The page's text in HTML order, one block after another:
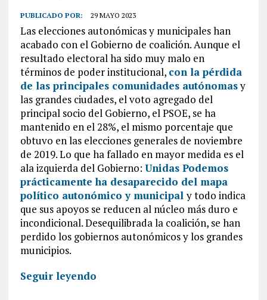
PUBLICADO POR: 29 MAYO 2023
Las elecciones autonómicas y municipales han
acabado con el Gobierno de coalición. Aunque el
resultado electoral ha sido muy malo en
términos de poder institucional, con la pérdida
de las principales comunidades autónomasy
las grandes ciudades, el voto agregado del
principal socio del Gobierno, el PSOE, se ha
mantenido en el 28%, el mismo porcentaje que
obtuvo en las elecciones generales de noviembre
de 2019. Lo que ha fallado en mayor medida es el
ala izquierda del Gobierno: Unidas Podemos
prácticamente ha desaparecido del mapa
político autonómico y municipaly todo indica
que sus apoyos se reducen al núcleo más duro e
incondicional. Desequilibrada la coalición, se han
perdido los gobiernos autonómicos y los grandes
municipios.
Seguir leyendo